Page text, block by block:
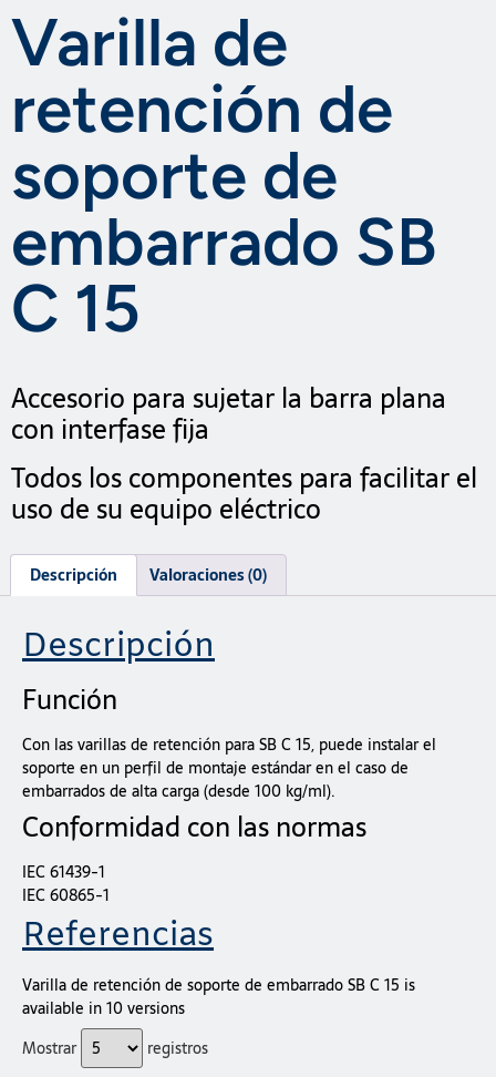
Varilla de
retención de
soporte de
embarrado SB
C 15
Accesorio para sujetar la barra plana
con interfase fija
Todos los componentes para facilitar el
uso de su equipo eléctrico
Descripción Valoraciones (0)
Descripción
Función
Con las varillas de retención para SB C 15, puede instalar el
soporte en un perfil de montaje estándar en el caso de
embarrados de alta carga (desde 100 kg/ml).
Conformidad con las normas
IEC 61439-1
IEC 60865-1
Referencias
Varilla de retención de soporte de embarrado SB C 15 is
available in 10 versions
Mostrar
registros